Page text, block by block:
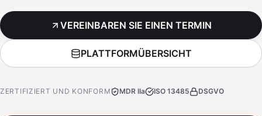
VEREINBAREN SIE EINEN TERMIN
PLATTFORMÜBERSICHT
ZERTIFIZIERT UND KONFORM MDR IIa ISO 13485 DSGVO